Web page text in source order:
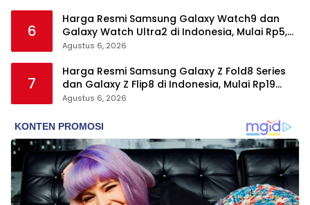
6
Harga Resmi Samsung Galaxy Watch9 dan
Galaxy Watch Ultra2 di Indonesia, Mulai Rp5,9
Jutaan
Agustus 6, 2026
7
Harga Resmi Samsung Galaxy Z Fold8 Series
dan Galaxy Z Flip8 di Indonesia, Mulai Rp19
Jutaan
Agustus 6, 2026